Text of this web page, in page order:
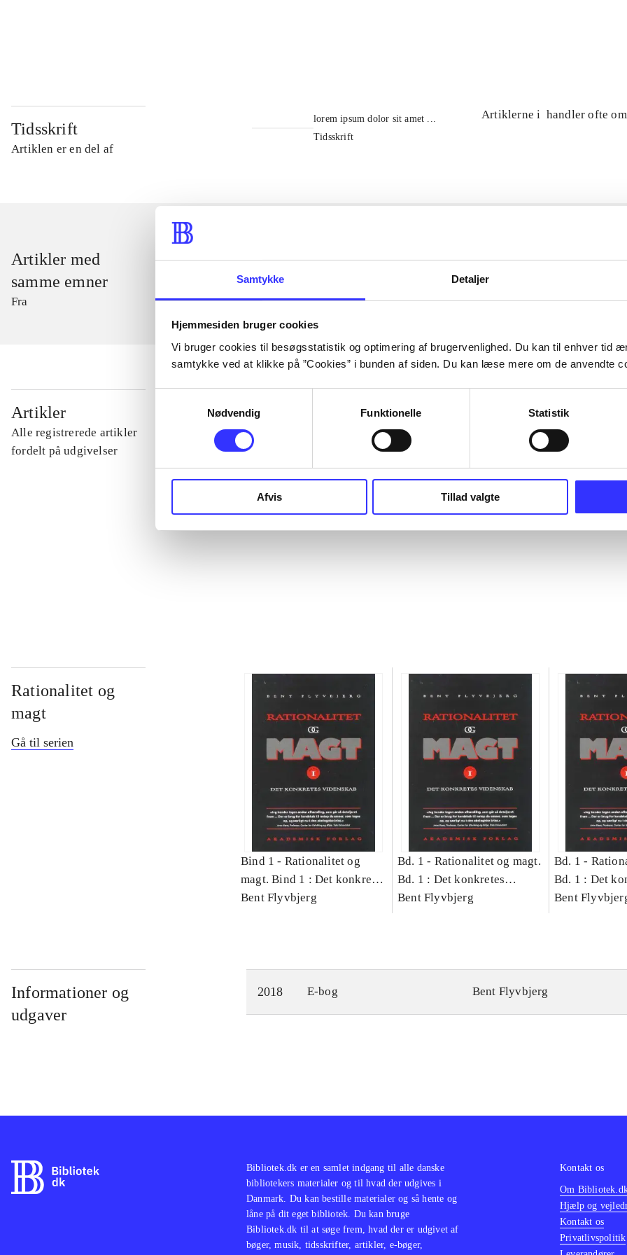
Samtykke Detaljer
Hjemmesiden bruger cookies
Vi bruger cookies til besøgsstatistik og optimering af brugervenlighed. Du kan til enhver tid
samtykke ved at klikke på ”Cookies” i bunden af siden. Du kan læse mere om de anvendte
Nødvendig
Funktionelle Statistik
Afvis Tillad valgte
Tidsskrift
Artiklen er en del af
lorem ipsum dolor sit amet ...
Tidsskrift
Artiklerne i handler ofte om
Artikler med
samme emner
Fra
Artikler
Alle registrerede artikler
fordelt på udgivelser
...
Rationalitet og
magt
Gå til serien
Bind 1 - Rationalitet og
magt. Bind 1 : Det konkretes
videnskab
Bent Flyvbjerg
Bd. 1 - Rationalitet og magt.
Bd. 1 : Det konkretes
videnskab
Bent Flyvbjerg
Bd. 1 -
Bd. 1 : Det
videnskab
Bent
Informationer og
udgaver
2018 E-bog Bent Flyvbjerg
Bibliotek.dk er en samlet indgang til alle danske
bibliotekers materialer og til hvad der udgives i
Danmark. Du kan bestille materialer og så hente og
låne på dit eget bibliotek. Du kan bruge
Bibliotek.dk til at søge frem, hvad der er udgivet af
bøger, musik, tidsskrifter, artikler, e-bøger,
Kontakt os
Om
Hjælp og
Kontakt os
Privatlivspolitik